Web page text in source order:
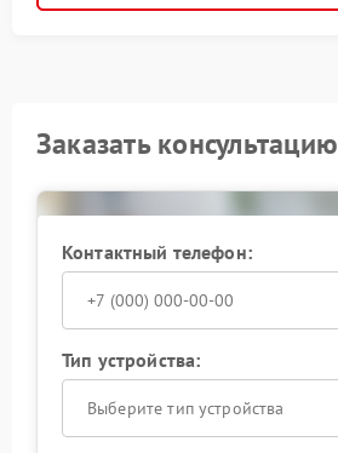
Заказать консультацию
Контактный телефон:
Тип устройства:
Выберите тип устройства